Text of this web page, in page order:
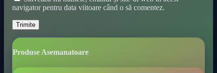
navigator pentru data viitoare când o să comentez.
Produse Asemanatoare